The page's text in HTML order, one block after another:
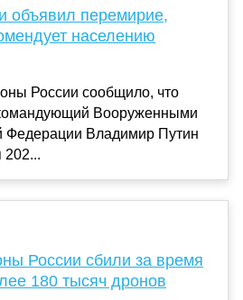
объявил перемирие,
населению
России сообщило, что
Вооруженными
Федерации Владимир Путин
202...
России сбили за время
180 тысяч дронов